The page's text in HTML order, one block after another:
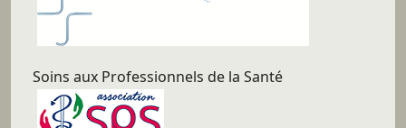
Soins aux Professionnels de la Santé